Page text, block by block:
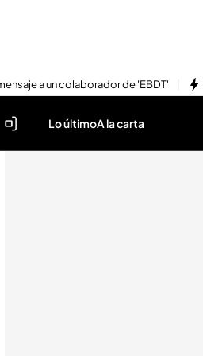
a un colaborador de 'EBDT'
Lo últimoA la carta